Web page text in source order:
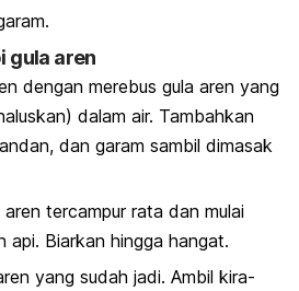
gula aren
dengan merebus gula aren yang
dalam air. Tambahkan
dan garam sambil dimasak
aren tercampur rata dan mulai
api. Biarkan hingga hangat.
yang sudah jadi. Ambil kira-